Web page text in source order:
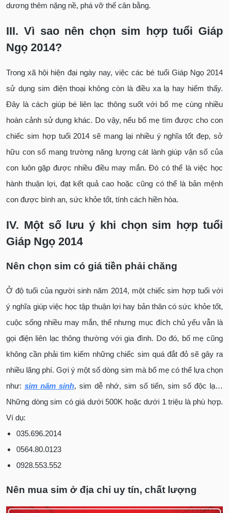
dương thêm nặng nề, phá vỡ thế cân bằng.
III. Vì sao nên chọn sim hợp tuổi Giáp
Ngọ 2014?
Trong xã hội hiện đại ngày nay, việc các bé tuổi Giáp Ngọ 2014
sử dụng sim điện thoại không còn là điều xa lạ hay hiếm thấy.
Đây là cách giúp bé liên lạc thông suốt với bố mẹ cùng nhiều
hoàn cảnh sử dụng khác. Do vậy, nếu bố mẹ tìm được cho con
chiếc sim hợp tuổi 2014 sẽ mang lại nhiều ý nghĩa tốt đẹp, sở
hữu con số mang trường năng lượng cát lành giúp vận số của
con luôn gặp được nhiều điều may mắn. Đó có thể là việc học
hành thuận lợi, đạt kết quả cao hoặc cũng có thể là bản mệnh
con được bình an, sức khỏe tốt, tính cách hiền hòa.
IV. Một số lưu ý khi chọn sim hợp tuổi
Giáp Ngọ 2014
Nên chọn sim có giá tiền phải chăng
Ở độ tuổi của người sinh năm 2014, một chiếc sim hợp tuổi với
ý nghĩa giúp việc học tập thuận lợi hay bản thân có sức khỏe tốt,
cuộc sống nhiều may mắn, thế nhưng mục đích chủ yếu vẫn là
gọi điện liên lạc thông thường với gia đình. Do đó, bố mẹ cũng
không cần phải tìm kiếm những chiếc sim quá đắt đỏ sẽ gây ra
nhiều lãng phí. Gợi ý một số dòng sim mà bố mẹ có thể lựa chọn
như: sim năm sinh, sim dễ nhớ, sim số tiến, sim số độc lạ…
Những dòng sim có giá dưới 500K hoặc dưới 1 triệu là phù hợp.
Ví dụ:
035.696.2014
0564.80.0123
0928.553.552
Nên mua sim ở địa chỉ uy tín, chất lượng